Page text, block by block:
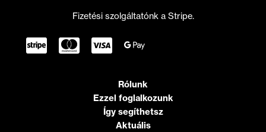
Fizetési szolgáltatónk a Stripe.
Rólunk
Ezzel foglalkozunk
Így segíthetsz
Aktuális